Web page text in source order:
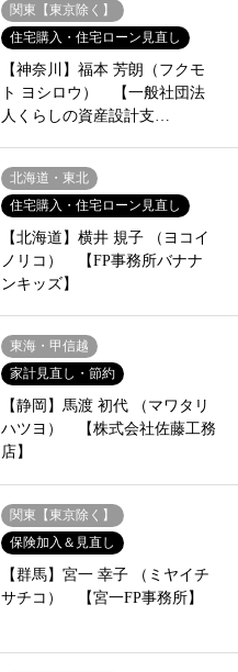
関東【東京除く】
住宅購入・住宅ローン見直し
【神奈川】福本 芳朗（フクモ
ト ヨシロウ） 【一般社団法
人くらしの資産設計支…
北海道・東北
住宅購入・住宅ローン見直し
【北海道】横井 規子 （ヨコイ
ノリコ） 【FP事務所バナナ
ンキッズ】
東海・甲信越
家計見直し・節約
【静岡】馬渡 初代 （マワタリ
ハツヨ） 【株式会社佐藤工務
店】
関東【東京除く】
保険加入＆見直し
【群馬】宮一 幸子 （ミヤイチ
サチコ） 【宮一FP事務所】